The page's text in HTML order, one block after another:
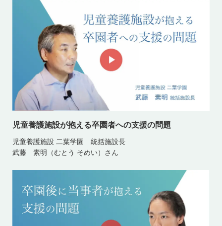
児童養護施設が抱える卒園者への支援の問題
児童養護施設 二葉学園 統括施設長
武藤 素明（むとう そめい）さん